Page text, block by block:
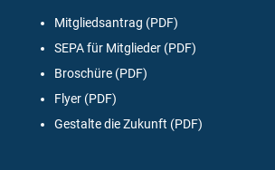
Mitgliedsantrag (PDF)
SEPA für Mitglieder (PDF)
Broschüre (PDF)
Flyer (PDF)
Gestalte die Zukunft (PDF)